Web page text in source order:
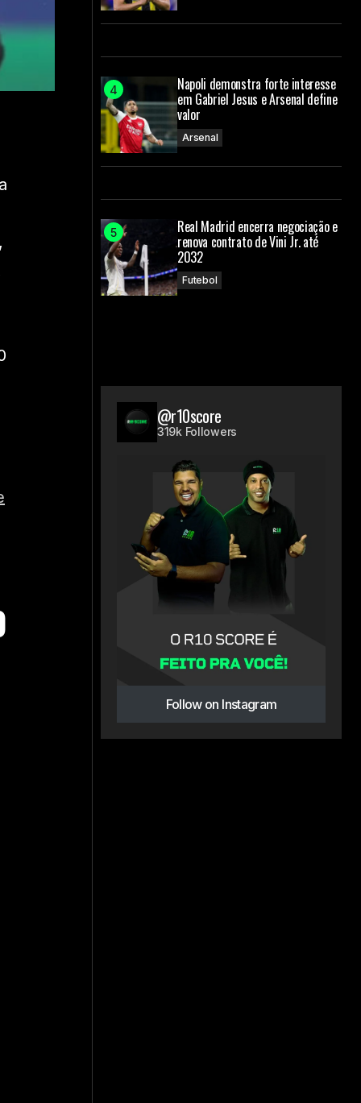
Napoli demonstra forte interesse
em Gabriel Jesus e Arsenal define
valor
Arsenal
Real Madrid encerra negociação e
renova contrato de Vini Jr. até
2032
Futebol
@r10score
319k Followers
Follow on Instagram